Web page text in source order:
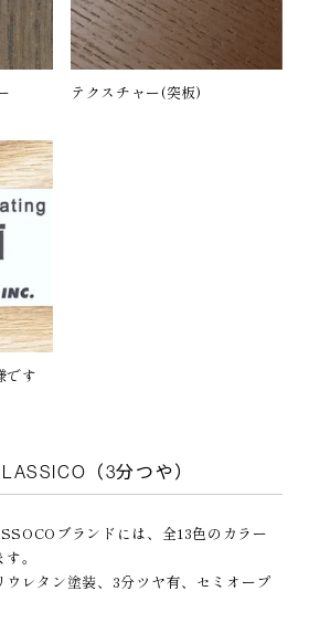
テクスチャー(突板)
です
（3分つや）
ブランドには、全13色のカラー
。
レタン塗装、3分ツヤ有、セミオープ